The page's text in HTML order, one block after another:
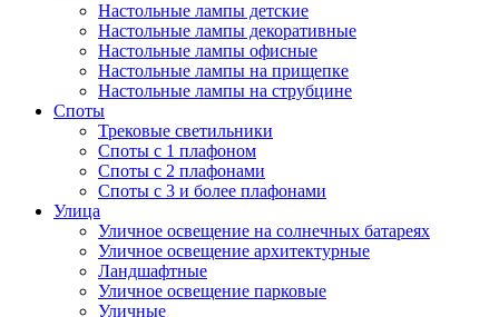
Настольные лампы детские
Настольные лампы декоративные
Настольные лампы офисные
Настольные лампы на прищепке
Настольные лампы на струбцине
Споты
Трековые светильники
Споты с 1 плафоном
Споты с 2 плафонами
Споты с 3 и более плафонами
Улица
Уличное освещение на солнечных батареях
Уличное освещение архитектурные
Ландшафтные
Уличное освещение парковые
Уличные